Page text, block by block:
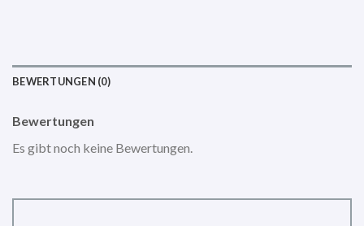
BEWERTUNGEN (0)
Bewertungen
Es gibt noch keine Bewertungen.